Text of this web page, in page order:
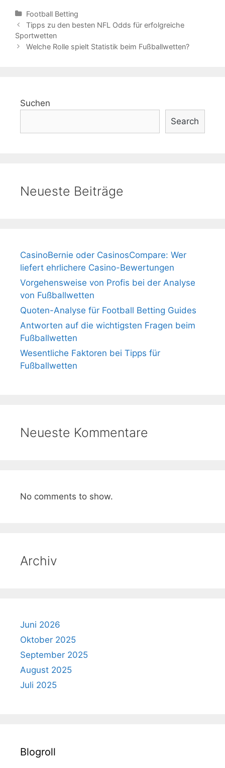
Categories
Football Betting
Post
navigation
Tipps zu den besten NFL Odds für erfolgreiche
Sportwetten
Welche Rolle spielt Statistik beim Fußballwetten?
Suchen
Search
Neueste Beiträge
CasinoBernie oder CasinosCompare: Wer
liefert ehrlichere Casino-Bewertungen
Vorgehensweise von Profis bei der Analyse
von Fußballwetten
Quoten-Analyse für Football Betting Guides
Antworten auf die wichtigsten Fragen beim
Fußballwetten
Wesentliche Faktoren bei Tipps für
Fußballwetten
Neueste Kommentare
No comments to show.
Archiv
Juni 2026
Oktober 2025
September 2025
August 2025
Juli 2025
Blogroll